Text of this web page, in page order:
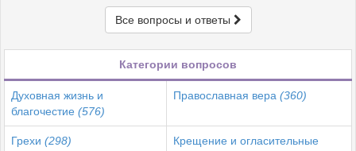
Все вопросы и ответы
Категории вопросов
Духовная жизнь и
благочестие (576)
Православная вера (360)
Грехи (298)
Крещение и огласительные